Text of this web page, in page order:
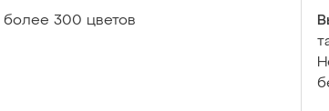
более 300 цветов